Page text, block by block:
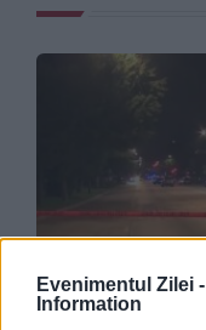
Evenimentul Zilei -
Information